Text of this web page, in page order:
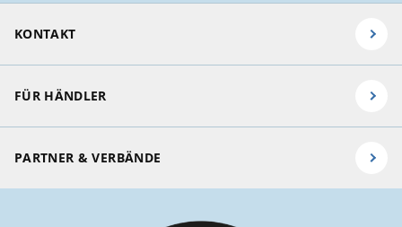
KONTAKT
FÜR HÄNDLER
PARTNER & VERBÄNDE